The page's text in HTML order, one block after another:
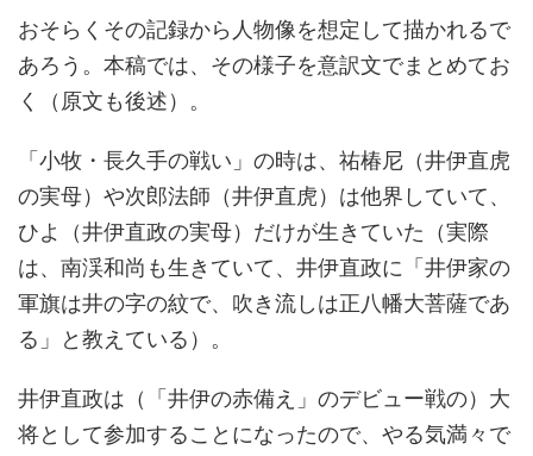
おそらくその記録から人物像を想定して描かれるで
あろう。本稿では、その様子を意訳文でまとめてお
く（原文も後述）。
「小牧・長久手の戦い」の時は、祐椿尼（井伊直虎
の実母）や次郎法師（井伊直虎）は他界していて、
ひよ（井伊直政の実母）だけが生きていた（実際
は、南渓和尚も生きていて、井伊直政に「井伊家の
軍旗は井の字の紋で、吹き流しは正八幡大菩薩であ
る」と教えている）。
井伊直政は（「井伊の赤備え」のデビュー戦の）大
将として参加することになったので、やる気満々で